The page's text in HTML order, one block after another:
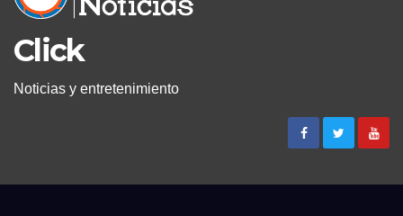
Click
Noticias y entretenimiento